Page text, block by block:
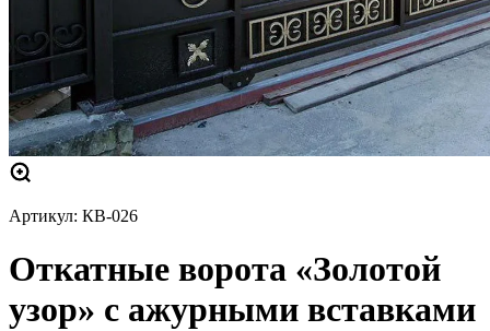
Артикул: КВ-026
Откатные ворота «Золотой
узор» с ажурными вставками